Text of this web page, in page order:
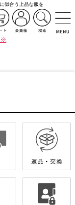
似合う上品な服を
※